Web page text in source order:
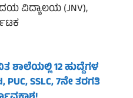
ವಿದ್ಯಾಲಯ (JNV),
ಶಾಲೆಯಲ್ಲಿ 12 ಹುದ್ದೆಗಳ
, PUC, SSLC, 7ನೇ ತರಗತಿ